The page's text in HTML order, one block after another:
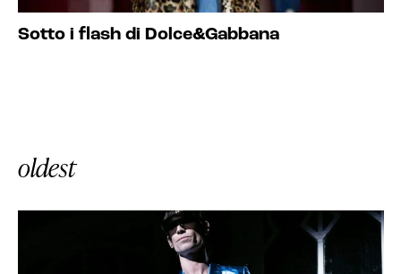
Sotto i flash di Dolce&Gabbana
oldest